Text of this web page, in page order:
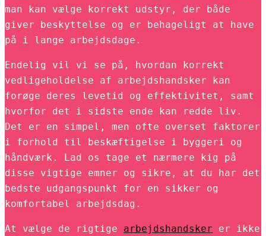
man kan vælge korrekt udstyr, der både
giver beskyttelse og er behageligt at have
på i lange arbejdsdage.
Endelig vil vi se på, hvordan korrekt
vedligeholdelse af arbejdshandsker kan
forøge deres levetid og effektivitet, samt
hvorfor det i sidste ende kan redde liv.
Det er en simpel, men ofte overset faktorer
i forhold til beskæftigelse i byggeri og
håndværk. Lad os tage et nærmere kig på
disse vigtige emner og sikre, at du har det
bedste udgangspunkt for en sikker og
komfortabel arbejdsdag.
At vælge de rigtige arbejdshandsker er ikke